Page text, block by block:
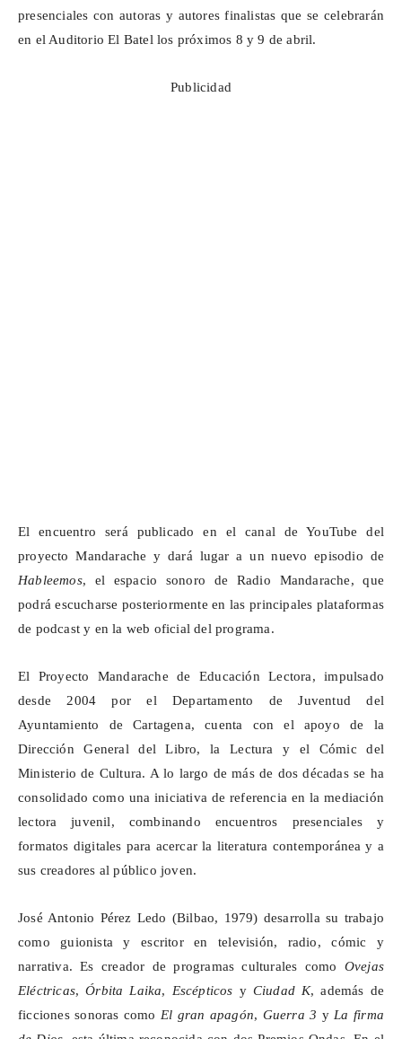
presenciales con autoras y autores finalistas que se celebrarán
en el Auditorio El Batel los próximos 8 y 9 de abril.
Publicidad
El encuentro será publicado en el canal de YouTube del
proyectoMandarache y dará lugar a un nuevo episodio de
Hableemos, el espacio sonoro de Radio Mandarache, que
podrá escucharse posteriormente en las principales plataformas
de podcast y en la web oficial del programa.
El Proyecto Mandarache de Educación Lectora, impulsado
desde 2004 por el Departamento de Juventud del
Ayuntamiento de Cartagena, cuenta con el apoyo de la
Dirección General del Libro, la Lectura y el Cómic del
Ministerio de Cultura. A lo largo de más de dos décadas se ha
consolidado como una iniciativa de referencia en la mediación
lectora juvenil, combinando encuentros presenciales y
formatos digitales para acercar la literatura contemporánea y a
sus creadores al público joven.
José Antonio Pérez Ledo (Bilbao, 1979) desarrolla su trabajo
como guionista y escritor en televisión, radio, cómic y
narrativa. Es creador de programas culturales como Ovejas
Eléctricas,Órbita Laika, Escépticos y Ciudad K, además de
ficciones sonoras como El gran apagón, Guerra 3 y La firma